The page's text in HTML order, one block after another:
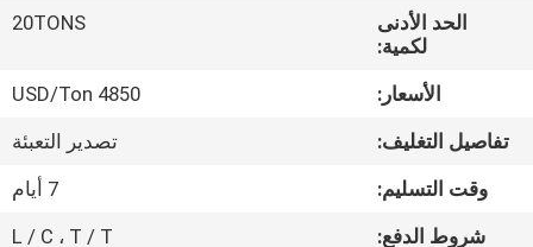
مراقبة
الجودة
اتصل
الحد الأدنى
لكمية:
20TONS
الأسعار:
4850 USD/Ton
تفاصيل التغليف:
تصدير التعبئة
وقت التسليم:
7 أيام
شروط الدفع:
L / C ، T / T